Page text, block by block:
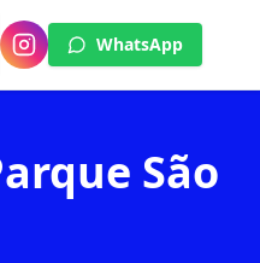
WhatsApp
São